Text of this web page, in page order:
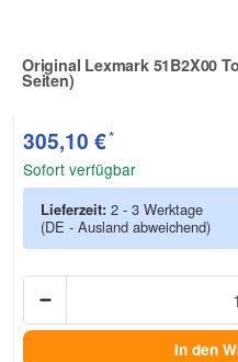
Original Lexmark 51B2X00
Seiten)
Zur Artikelbewertung
305,10 €*
Sofort verfügbar
Lieferzeit: 2 - 3 Werktage
(DE - Ausland abweichend)
In den